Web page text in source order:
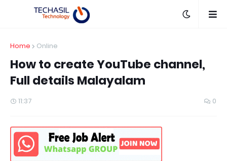
Home Online
How to create YouTube channel,
Full details Malayalam
11:37 0